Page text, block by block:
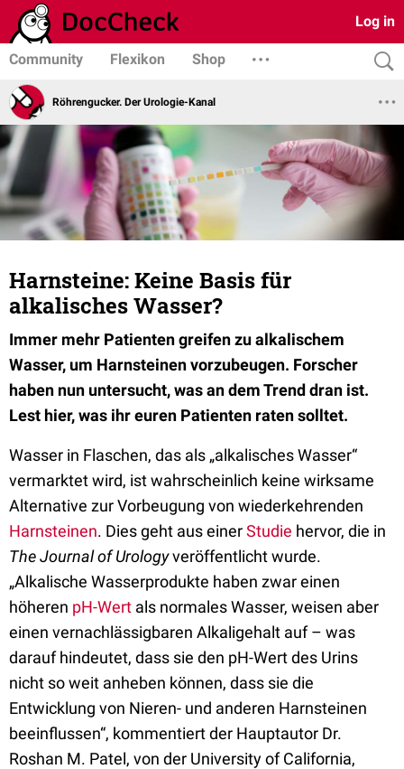
Log in
Community Flexikon Shop
Röhrengucker. Der Urologie-Kanal
Harnsteine: Keine Basis für
alkalisches Wasser?
Immer mehr Patienten greifen zu alkalischem
Wasser, um Harnsteinen vorzubeugen. Forscher
haben nun untersucht, was an dem Trend dran ist.
Lest hier, was ihr euren Patienten raten solltet.
Wasser in Flaschen, das als „alkalisches Wasser“
vermarktet wird, ist wahrscheinlich keine wirksame
Alternative zur Vorbeugung von wiederkehrenden
Harnsteinen. Dies geht aus einerStudie hervor, die in
The Journal of Urologyveröffentlicht wurde.
„Alkalische Wasserprodukte haben zwar einen
höheren pH-Wert als normales Wasser, weisen aber
einen vernachlässigbaren Alkaligehalt auf – was
darauf hindeutet, dass sie den pH-Wert des Urins
nicht so weit anheben können, dass sie die
Entwicklung von Nieren- und anderen Harnsteinen
beeinflussen“, kommentiert der Hauptautor Dr.
Roshan M. Patel, von der University of California,